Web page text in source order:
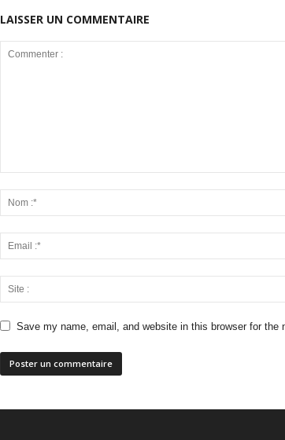
LAISSER UN COMMENTAIRE
Save my name, email, and website in this browser for the